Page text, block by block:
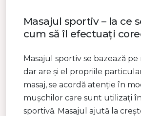
Masajul sportiv – la ce
cum să îl efectuați
Masajul sportiv se bazează pe
dar are și el propriile
masaj, se acordă atenție în
mușchilor care sunt utilizați
sportivă. Masajul ajută la